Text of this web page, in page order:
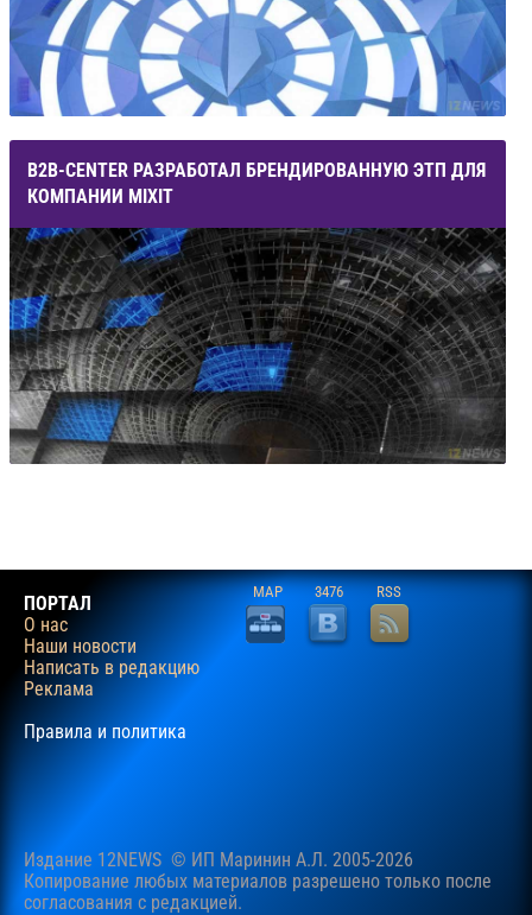
B2B-CENTER РАЗРАБОТАЛ БРЕНДИРОВАННУЮ ЭТП ДЛЯ
КОМПАНИИ MIXIT
ПОРТАЛ
О нас
Наши новости
Написать в редакцию
Реклама
Правила и политика
MAP 3476 RSS
Издание 12NEWS © ИП Маринин А.Л. 2005-2026
Копирование любых материалов разрешено только после
согласования c редакцией.